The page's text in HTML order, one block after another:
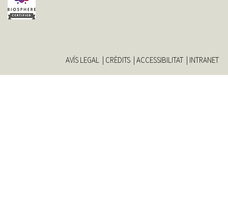
AVÍS LEGAL CRÈDITS ACCESSIBILITAT INTRANET